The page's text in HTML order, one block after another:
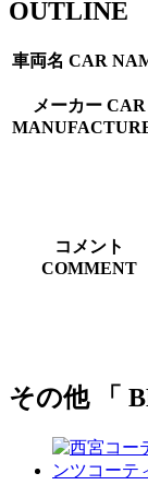
OUTLINE
車両名 CAR
メーカー CAR
コメント
COMMENT
その他 「